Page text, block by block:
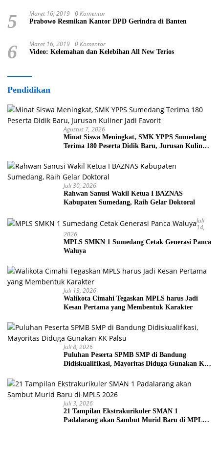
5 Maret 16, 2019 0 Komentar
Prabowo Resmikan Kantor DPD Gerindra di Banten
6 Maret 16, 2019 0 Komentar
Video: Kelemahan dan Kelebihan All New Terios
Pendidikan
Agustus 7, 2026
Minat Siswa Meningkat, SMK YPPS Sumedang
Terima 180 Peserta Didik Baru, Jurusan Kuliner
Juli 30, 2026
Rahwan Sanusi Wakil Ketua I BAZNAS
Kabupaten Sumedang, Raih Gelar Doktoral
Juli
14,
2026
MPLS SMKN 1 Sumedang Cetak Generasi Panca
Waluya
Juli 13, 2026
Walikota Cimahi Tegaskan MPLS harus Jadi
Kesan Pertama yang Membentuk Karakter
Juli 8, 2026
Puluhan Peserta SPMB SMP di Bandung
Didiskualifikasi, Mayoritas Diduga Gunakan KK
Juli 3, 2026
21 Tampilan Ekstrakurikuler SMAN 1
Padalarang akan Sambut Murid Baru di MPLS